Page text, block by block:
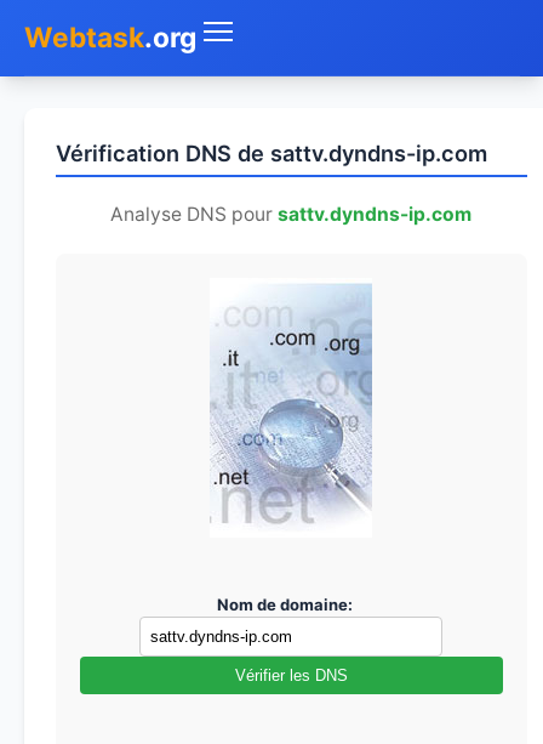
Webtask.org
Whois
Vérification DNS de sattv.dyndns-ip.com
Analyse DNS poursattv.dyndns-ip.com
Nom de domaine:
Vérifier les DNS